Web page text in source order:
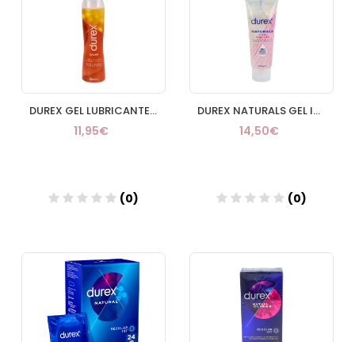
DUREX GEL LUBRICANTE 50ML PLAY CALOR PLEASURE
11,95€
(0)
Añadir
DUREX NATURALS GEL INTIMO EXTRA SENSITIVO 100 ML
14,50€
(0)